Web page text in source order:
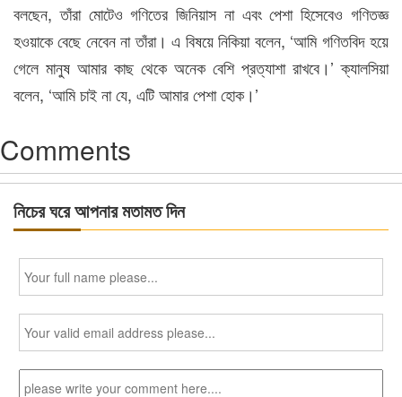
বলছেন, তাঁরা মোটেও গণিতের জিনিয়াস না এবং পেশা হিসেবেও গণিতজ্ঞ
হওয়াকে বেছে নেবেন না তাঁরা। এ বিষয়ে নিকিয়া বলেন, ‘আমি গণিতবিদ হয়ে
গেলে মানুষ আমার কাছ থেকে অনেক বেশি প্রত্যাশা রাখবে।’ ক্যালসিয়া
বলেন, ‘আমি চাই না যে, এটি আমার পেশা হোক।’
Comments
নিচের ঘরে আপনার মতামত দিন